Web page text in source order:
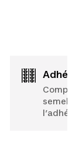
semelle